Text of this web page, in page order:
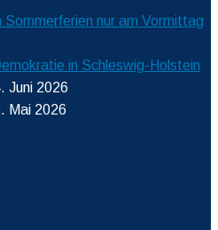
nur am Vormittag
in Schleswig-Holstein
Juni 2026
Mai 2026